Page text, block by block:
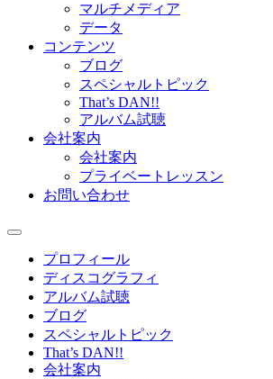
マルチメディア
データ
コンテンツ
ブログ
スペシャルトピック
That’s DAN!!
アルバム試聴
会社案内
会社案内
プライベートレッスン
お問い合わせ
プロフィール
ディスコグラフィ
アルバム試聴
ブログ
スペシャルトピック
That’s DAN!!
会社案内